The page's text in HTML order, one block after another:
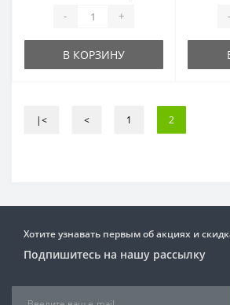
- +
В КОРЗИНУ
-
|< < 1 2
Хотите узнавать первым об акциях и
Подпишитесь на нашу рассылку